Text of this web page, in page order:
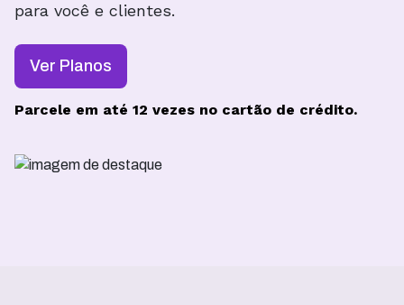
para você e clientes.
Ver Planos
Parcele em até 12 vezes no cartão de crédito.